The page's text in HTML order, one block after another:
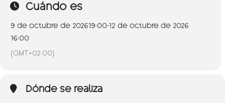
Cuándo es
9 de octubre de 202619:00-12 de octubre de 2026
16:00
(GMT+02:00)
Dónde se realiza